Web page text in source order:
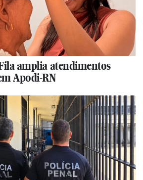
amplia atendimentos
Apodi-RN